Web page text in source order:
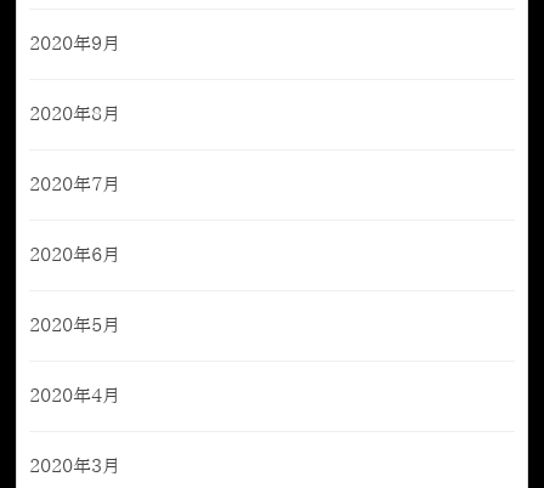
2020年9月
2020年8月
2020年7月
2020年6月
2020年5月
2020年4月
2020年3月